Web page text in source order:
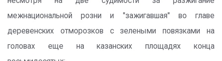
межнациональной розни и "зажигавшая" во главе
деревенских отморозков с зелеными повязками на
головах еще на казанских площадях конца